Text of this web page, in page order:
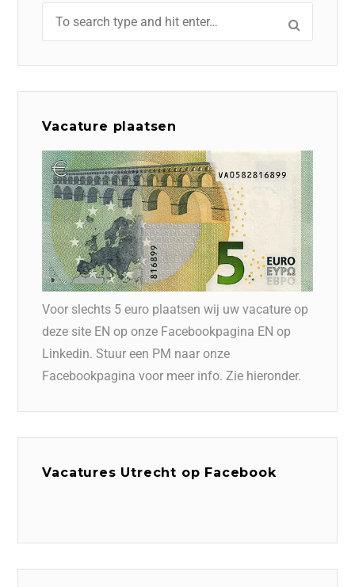
Vacature plaatsen
Voor slechts 5 euro plaatsen wij uw vacature op
deze site EN op onze Facebookpagina EN op
Linkedin. Stuur een PM naar onze
Facebookpagina voor meer info. Zie hieronder.
Vacatures Utrecht op Facebook